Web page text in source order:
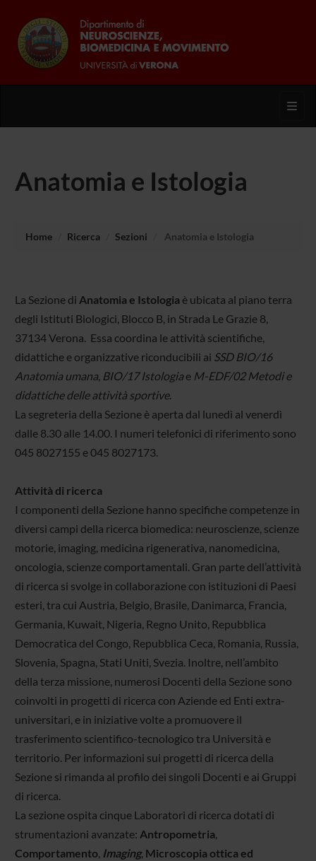
Anatomia e Istologia
Home Ricerca Sezioni Anatomia e Istologia
La Sezione di Anatomia e Istologiaè ubicata al piano terra
degli Istituti Biologici, Blocco B, in Strada Le Grazie 8,
37134 Verona. Essa coordina le attività scientifiche,
didattiche e organizzative riconducibili ai SSD BIO/16
Anatomia umana, BIO/17 Istologiae M-EDF/02 Metodi e
didattiche delle attività sportive.
La segreteria della Sezione è aperta dal lunedì al venerdì
dalle 8.30 alle 14.00. I numeri telefonici di riferimento sono
045 8027155 e 045 8027173.
Attività di ricerca
I componenti della Sezione hanno specifiche competenze in
diversi campi della ricerca biomedica: neuroscienze, scienze
motorie, imaging, medicina rigenerativa, nanomedicina,
oncologia, scienze comportamentali. Gran parte dell’attività
di ricerca si svolge in collaborazione con istituzioni di Paesi
esteri, tra cui Austria, Belgio, Brasile, Danimarca, Francia,
Germania, Kuwait, Nigeria, Regno Unito, Repubblica
Democratica del Congo, Repubblica Ceca, Romania, Russia,
Slovenia, Spagna, Stati Uniti, Svezia. Inoltre, nell’ambito
della terza missione, numerosi Docenti della Sezione sono
coinvolti in progetti di ricerca con Aziende ed Enti extra-
universitari, e in iniziative volte a promuovere il
trasferimento scientifico-tecnologico tra Università e
territorio. Per informazioni sui progetti di ricerca della
Sezione si rimanda al profilo dei singoli Docenti e ai Gruppi
di ricerca.
La sezione ospita cinque Laboratori di ricerca dotati di
strumentazioni avanzate: Antropometria,
Comportamento, Imaging, Microscopia ottica ed